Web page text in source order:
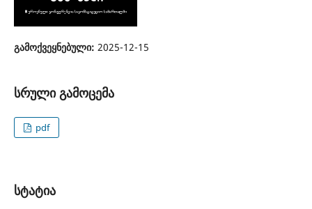
გამოქვეყნებული: 2025-12-15
სრული გამოცემა
pdf
სტატია